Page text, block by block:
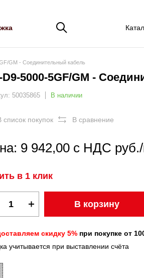
GM - Соединительный кабель
D9-5000-5GF/GM -
50035865 В наличии
список покупок В сравнение
9 942,00 с НДС
в 1 клик
В корзину
скидку 5% при покупке от
учитывается при выставлении счёта